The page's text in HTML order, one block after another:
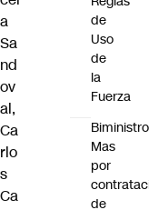
a
Sa
nd
ov
al,
Ca
rlo
s
Ca
de
Uso
de
la
Fuerza
Biministro
Mas
por
de